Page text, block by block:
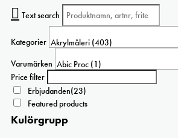
varianter.
De
alternativen
kan
väljas
på
produktsidan
Text search
Kategorier
Varumärken
Price filter
Erbjudanden(23)
Featured products
Kulörgrupp